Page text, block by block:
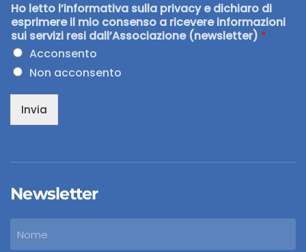
Ho letto l’informativa sulla privacy e dichiaro di
esprimere il mio consenso a ricevere informazioni
sui servizi resi dall’Associazione (newsletter) *
Acconsento
Non acconsento
Invia
Newsletter